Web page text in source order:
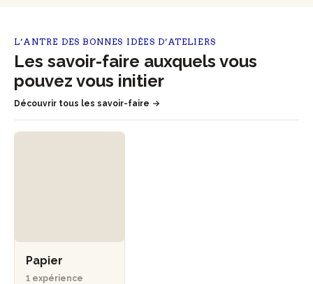
L’ANTRE DES BONNES IDÉES D’ATELIERS
Les savoir-faire auxquels vous
pouvez vous initier
Découvrir tous les savoir-faire
Papier
1 expérience